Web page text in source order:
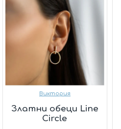
Виктория
Златни обеци Line
Circle